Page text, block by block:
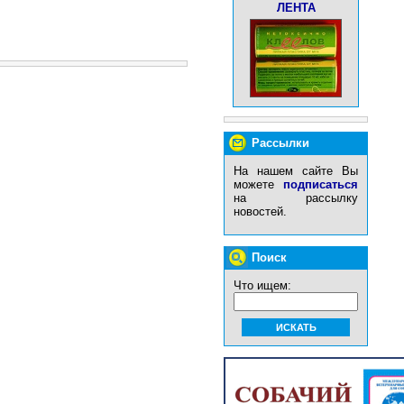
ЛЕНТА
Рассылки
На нашем сайте Вы
можете подписаться
на рассылку
новостей.
Поиск
Что ищем: